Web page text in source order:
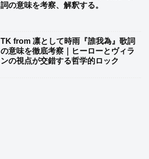
詞の意味を考察、解釈する。
TK from 凛として時雨『誰我為』歌詞
の意味を徹底考察｜ヒーローとヴィラ
ンの視点が交錯する哲学的ロック